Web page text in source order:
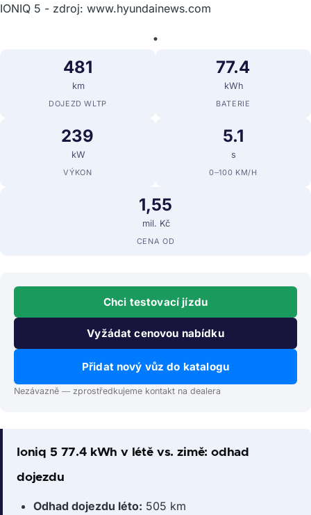
IONIQ 5 - zdroj: www.hyundainews.com
481
km
DOJEZD WLTP
77.4
kWh
BATERIE
239
kW
VÝKON
5.1
s
0–100 KM/H
1,55
mil. Kč
CENA OD
Chci testovací jízdu
Vyžádat cenovou nabídku
Přidat nový vůz do katalogu
Nezávazně — zprostředkujeme kontakt na dealera
Ioniq 5 77.4 kWh v létě vs. zimě: odhad
dojezdu
Odhad dojezdu léto: 505 km